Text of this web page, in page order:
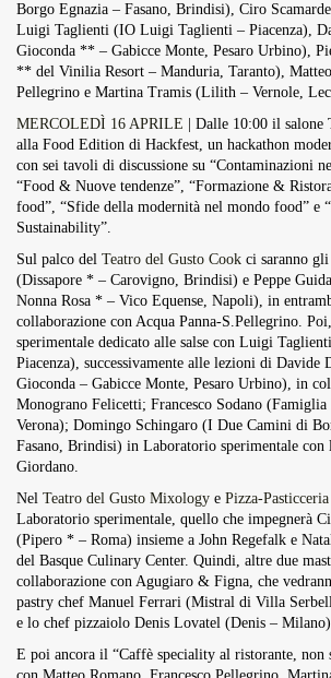
Borgo Egnazia – Fasano, Brindisi), Ciro
Luigi Taglienti (IO Luigi Taglienti – Piacenza),
Gioconda ** – Gabicce Monte, Pesaro Urbino),
** del Vinilia Resort – Manduria, Taranto),
Pellegrino e Martina Tramis (Lilith – Vernole,
MERCOLEDÌ 16 APRILE
| Dalle 10:00 il
alla Food Edition di Hackfest, un hackathon
con sei tavoli di discussione su “Contaminazioni
“Food & Nuove tendenze”, “Formazione &
food”, “Sfide della modernità nel mondo food” e
Sustainability”.
Sul palco del Teatro del Gusto Cook ci saranno
(Dissapore * – Carovigno, Brindisi) e Peppe
Nonna Rosa * – Vico Equense, Napoli), in
collaborazione con Acqua Panna-S.Pellegrino.
sperimentale dedicato alle salse con Luigi
Piacenza), successivamente alle lezioni di Davide
Gioconda – Gabicce Monte, Pesaro Urbino), in
Monograno Felicetti; Francesco Sodano (Famiglia
Verona); Domingo Schingaro (I Due Camini di
Fasano, Brindisi) in Laboratorio sperimentale con
Giordano.
Nel Teatro del Gusto Mixology e Pizza-Pasticceria
Laboratorio sperimentale, quello che impegnerà
(Pipero * – Roma) insieme a John Regefalk e
del Basque Culinary Center. Quindi, altre due
collaborazione con Agugiaro & Figna, che
pastry chef Manuel Ferrari (Mistral di Villa
e lo chef pizzaiolo Denis Lovatel (Denis –
E poi ancora il “Caffè speciality al ristorante, non